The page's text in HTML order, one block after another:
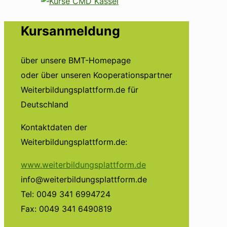
Kursanmeldung
über unsere BMT-Homepage
oder über unseren Kooperationspartner
Weiterbildungsplattform.de für
Deutschland
Kontaktdaten der
Weiterbildungsplattform.de:
www.weiterbildungsplattform.de
info@weiterbildungsplattform.de
Tel: 0049 341 6994724
Fax: 0049 341 6490819